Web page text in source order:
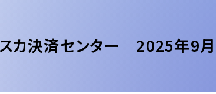
スカ決済センター 2025年